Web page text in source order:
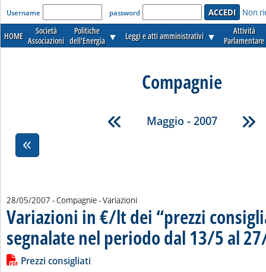
'Modulo Login per accedere'
Username password Non
HOME
Società
Associazioni
Politiche
dell'Energia ▼ Leggi e atti amministrativi ▼
Attività
Parlamentare
Compagnie
Maggio - 2007
28/05/2007 - Compagnie - Variazioni
Variazioni in €/lt dei “prezzi
segnalate nel periodo dal 13/5 al
Leggi tutta la notizia: 'Variazioni in €/lt dei “prezzi
Lista allegati PDF alla notizia
Prezzi consigliati